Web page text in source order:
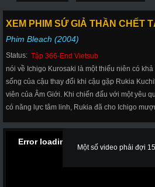
XEM PHIM SỨ GIẢ THẦN CHẾT
Phim Bleach (2004)
Status: Tập 366-End Vietsub
nói về Ichigo Kurosaki là một thiếu niên có
sống của cậu thay đổi khi cậu gặp Rukia
viên của Âm Giới. Khi chiến đấu với một yêu
có năng lực tâm linh, Rukia đã cho Ichigo
Một số video phải đợi
Error loading media: File could